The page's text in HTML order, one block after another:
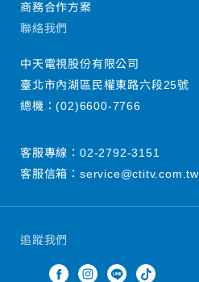
追蹤我們
商務合作方案
聯絡我們
中天電視股份有限公司
臺北市內湖區民權東路六段25號
總機：(02)6600-7766
客服專線： 02-2792-3151
客服信箱： service@ctitv.com.tw